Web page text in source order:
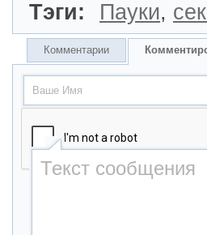
Тэги: Пауки,
Комментарии